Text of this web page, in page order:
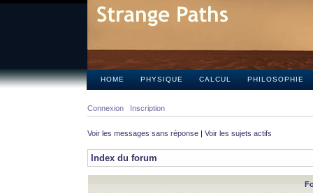
HOME PHYSIQUE CALCUL PHILOSOPHIE
Connexion Inscription
Voir les messages sans réponse | Voir les sujets actifs
Index du forum